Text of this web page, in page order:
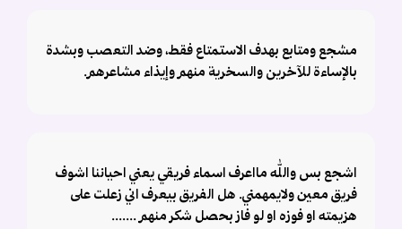
مشجع ومتابع بهدف الاستمتاع فقط، وضد التعصب وبشدة
بالإساءة للآخرين والسخرية منهم وإيذاء مشاعرهم.
اشجع بس والله مااعرف اسماء فريقي يعني احياننا اشوف
فريق معين ولايمهمني. هل الفريق بيعرف اني زعلت على
هزيمته او فوزه او لو فاز بحصل شكر منهم .......